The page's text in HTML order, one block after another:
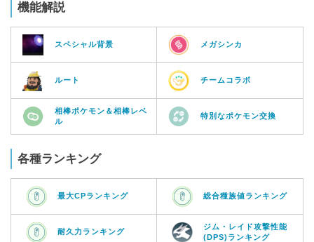
機能解説
スペシャル背景 メガシンカ
ルート チームコラボ
相棒ポケモン＆相棒レベ
ル
特別なポケモン交換
各種ランキング
最大CPランキング 総合種族値ランキング
耐久力ランキング
ジム・レイド攻撃性能
(DPS)ランキング